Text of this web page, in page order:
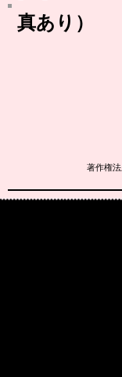
真あり）
著作権